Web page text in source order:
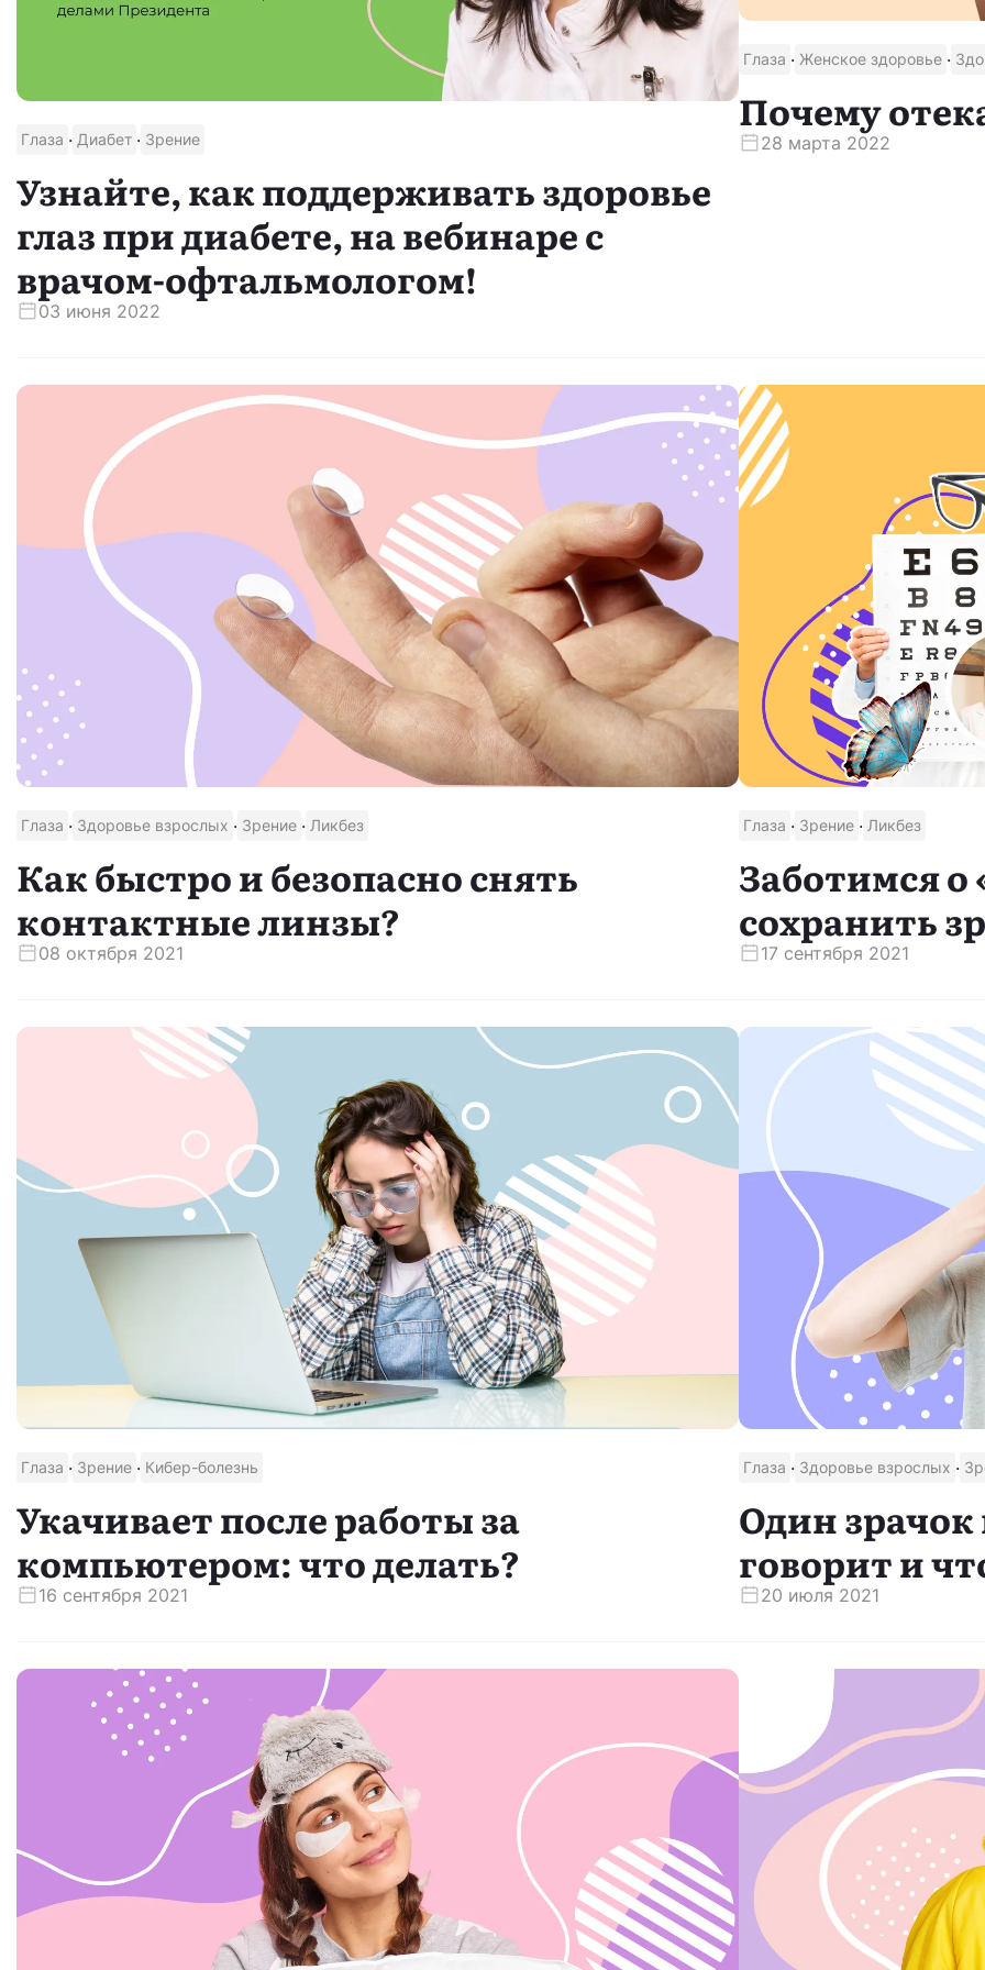
Глаза · Диабет · Зрение
Узнайте, как поддерживать здоровье
глаз при диабете, на вебинаре с
врачом-офтальмологом!
03 июня 2022
Глаза · Женское здоровье ·
Почему
28 марта 2022
Глаза · Здоровье взрослых · Зрение · Ликбез
Как быстро и безопасно снять
контактные линзы?
08 октября 2021
Глаза · Зрение · Ликбез
Заботимся о
сохранить
17 сентября 2021
Глаза · Зрение · Кибер-болезнь
Укачивает после работы за
компьютером: что делать?
16 сентября 2021
Глаза · Здоровье взрослых ·
Один зрачок
говорит и
20 июля 2021